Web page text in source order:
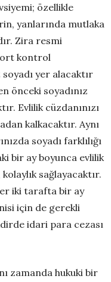
özellikle
yanlarında mutlaka
Zira resmi
kontrol
soyadı yer alacaktır
önceki soyadınız
Evlilik cüzdanınızı
kalkacaktır. Aynı
soyadı farklılığı
bir ay boyunca evlilik
kolaylık sağlayacaktır.
iki tarafta bir ay
için de gerekli
idari para cezası
zamanda hukuki bir